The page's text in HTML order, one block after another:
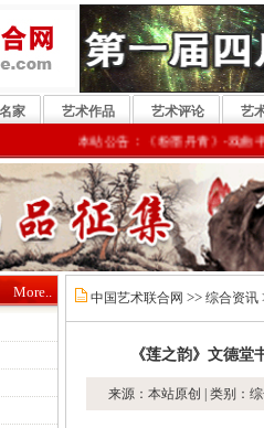
家 艺术作品 艺术评论
艺
本站公告：《粉墨丹青》-戏曲书
More.. 中国艺术联合网 >> 综合资讯
《莲之韵》文德
来源：本站原创 | 类别：